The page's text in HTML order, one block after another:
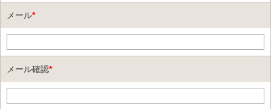
メール*
メール確認*